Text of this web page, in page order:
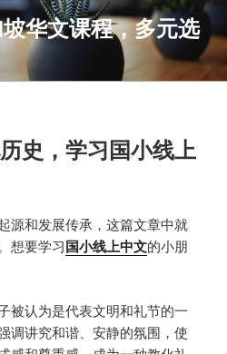
华文课程，多元选
史，学习国小线上
源和发展传承，这篇文章中就
想要学习国小线上中文的小朋
被认为是代表文明和礼节的一
调讲究和谐、安静的氛围，使